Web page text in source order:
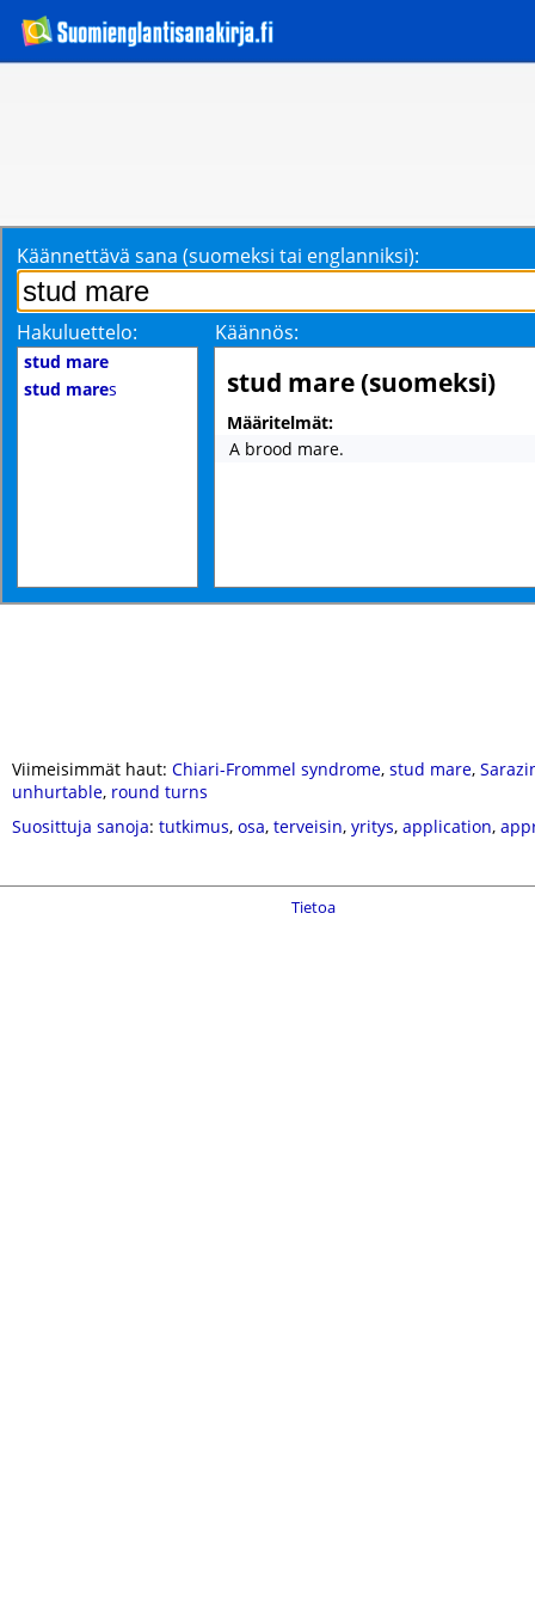
Käännettävä sana (suomeksi tai englanniksi):
Hakuluettelo: Käännös:
stud mare
stud mares stud mare (suomeksi)
Määritelmät:
A brood mare.
Viimeisimmät haut: Chiari-Frommel syndrome, stud mare,
unhurtable, round turns
Suosittuja sanoja: tutkimus, osa, terveisin, yritys, application,
Tietoa